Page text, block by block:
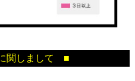
関しまして ■